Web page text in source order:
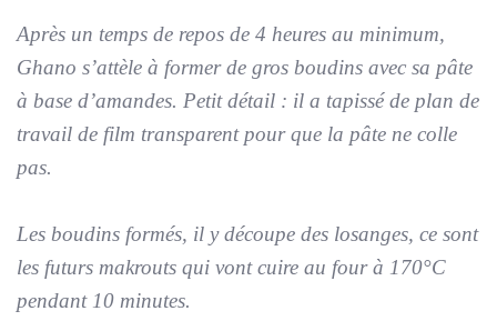
Après un temps de repos de 4 heures au minimum,
Ghano s’attèle à former de gros boudins avec sa pâte
à base d’amandes. Petit détail : il a tapissé de plan de
travail de film transparent pour que la pâte ne colle
pas.
Les boudins formés, il y découpe des losanges, ce sont
les futurs makrouts qui vont cuire au four à 170°C
pendant 10 minutes.